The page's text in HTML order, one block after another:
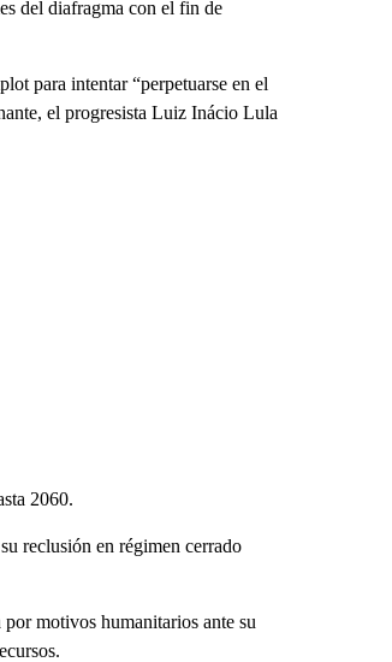
del diafragma con el fin de
para intentar “perpetuarse en el
el progresista Luiz Inácio Lula
2060.
reclusión en régimen cerrado
motivos humanitarios ante su